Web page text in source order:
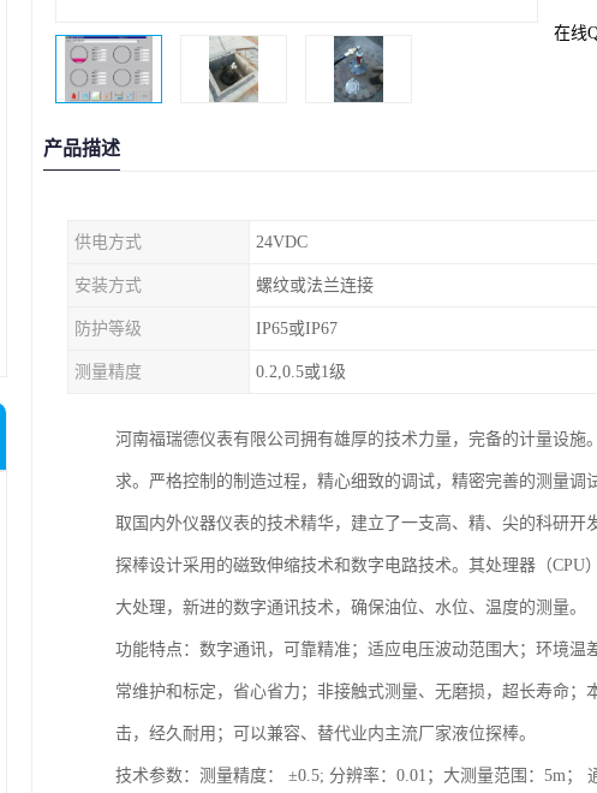
在线
产品描述
供电方式 24VDC
安装方式 螺纹或法兰连接
防护等级 IP65或IP67
测量精度 0.2,0.5或1级
河南福瑞德仪表有限公司拥有雄厚的技术力量，完备的计量设
求。严格控制的制造过程，精心细致的调试，精密完善的测量
取国内外仪器仪表的技术精华，建立了一支高、精、尖的科研开
探棒设计采用的磁致伸缩技术和数字电路技术。其处理器（
大处理，新进的数字通讯技术，确保油位、水位、温度的测量。
功能特点：数字通讯，可靠精准；适应电压波动范围大；环境
常维护和标定，省心省力；非接触式测量、无磨损，超长寿命
击，经久耐用；可以兼容、替代业内主流厂家液位探棒。
技术参数：测量精度： ±0.5; 分辨率：0.01；大测量范围：5m